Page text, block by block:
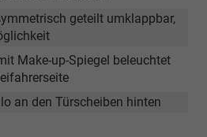
geteilt umklappbar,
Make-up-Spiegel beleuchtet
an den Türscheiben hinten